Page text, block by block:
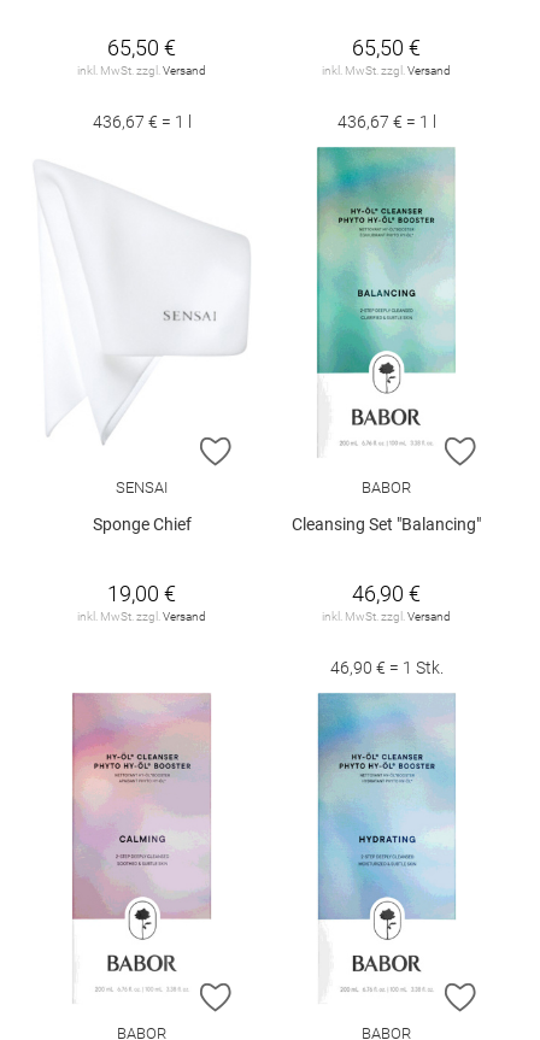
65,50 €
inkl. MwSt. zzgl. Versand
436,67 € = 1 l
65,50 €
inkl. MwSt. zzgl. Versand
436,67 € = 1 l
ZUR WUNSCHLISTE HINZUFÜGEN
SENSAI
Sponge Chief
19,00 €
inkl. MwSt. zzgl. Versand
ZUR
BABOR
Cleansing Set "Balancing"
46,90 €
inkl. MwSt. zzgl. Versand
46,90 € = 1 Stk.
ZUR WUNSCHLISTE HINZUFÜGEN
BABOR
ZUR
BABOR